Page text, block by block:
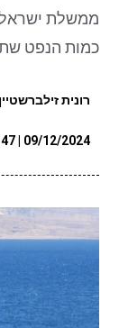
ממשלת
כמות הנפט
רונית זילברשטיין
09/12/2024 | 19:47